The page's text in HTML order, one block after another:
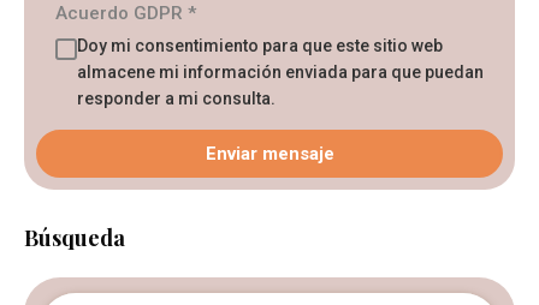
Acuerdo GDPR *
Doy mi consentimiento para que este sitio web
almacene mi información enviada para que puedan
responder a mi consulta.
Búsqueda